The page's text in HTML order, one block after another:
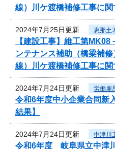
線）川ケ渡橋補修工事に
2024年7月25日更新 恵那土
【建設工事】維工第
ンテナンス補助（橋梁補
線）川ケ渡橋補修工事に
2024年7月24日更新 労働雇
令和6年度中小企業合同新
結果】
2024年7月24日更新 中津川
令和6年度 岐阜県立中津